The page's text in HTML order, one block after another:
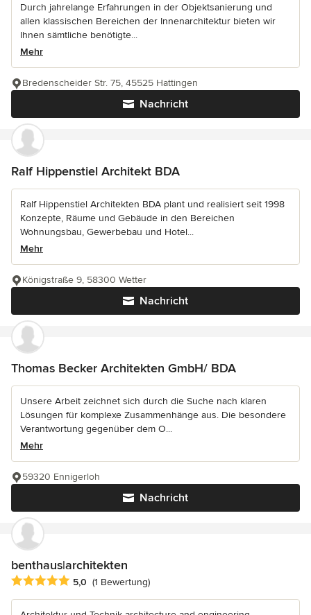
Durch jahrelange Erfahrungen in der Objektsanierung und
allen klassischen Bereichen der Innenarchitektur bieten wir
Ihnen sämtliche benötigte...
Mehr
Nachricht
Bredenscheider Str. 75, 45525 Hattingen
Ralf Hippenstiel Architekt BDA
Ralf Hippenstiel Architekten BDA plant und realisiert seit 1998
Konzepte, Räume und Gebäude in den Bereichen
Wohnungsbau, Gewerbebau und Hotel...
Mehr
Nachricht
Königstraße 9, 58300 Wetter
Thomas Becker Architekten GmbH/ BDA
Unsere Arbeit zeichnet sich durch die Suche nach klaren
Lösungen für komplexe Zusammenhänge aus. Die besondere
Verantwortung gegenüber dem O...
Mehr
Nachricht
59320 Ennigerloh
benthaus|architekten
Durchschnittliche Bewertung: 5 von 5 Sternen
5,0 (1 Bewertung)